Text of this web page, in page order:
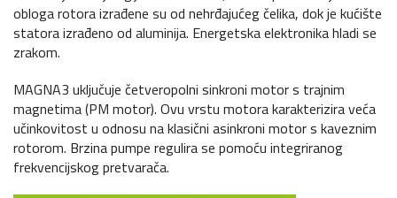
obloga rotora izrađene su od nehrđajućeg čelika, dok je kućište
statora izrađeno od aluminija. Energetska elektronika hladi se
zrakom.
MAGNA3 uključuje četveropolni sinkroni motor s trajnim
magnetima (PM motor). Ovu vrstu motora karakterizira veća
učinkovitost u odnosu na klasični asinkroni motor s kaveznim
rotorom. Brzina pumpe regulira se pomoću integriranog
frekvencijskog pretvarača.